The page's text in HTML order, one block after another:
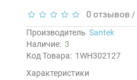
0 отзывов /
Производитель Santek
Наличие: 3
Код Товара: 1WH302127
Характеристики